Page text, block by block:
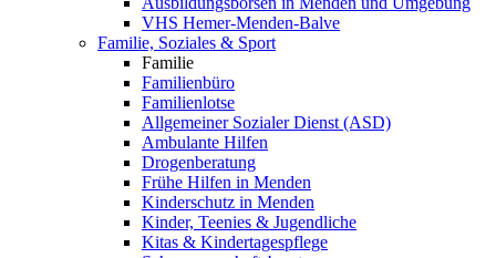
VHS Hemer-Menden-Balve
Familie, Soziales & Sport
Familie
Familienbüro
Familienlotse
Allgemeiner Sozialer Dienst (ASD)
Ambulante Hilfen
Drogenberatung
Frühe Hilfen in Menden
Kinderschutz in Menden
Kinder, Teenies & Jugendliche
Kitas & Kindertagespflege